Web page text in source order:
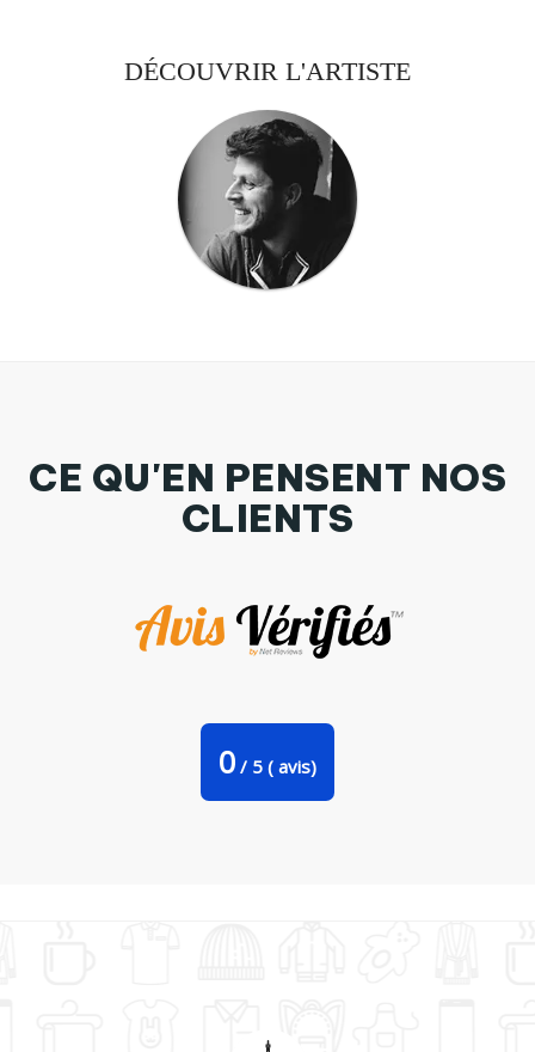
DÉCOUVRIR L'ARTISTE
CE QU'EN PENSENT NOS
CLIENTS
0 / 5 ( avis)